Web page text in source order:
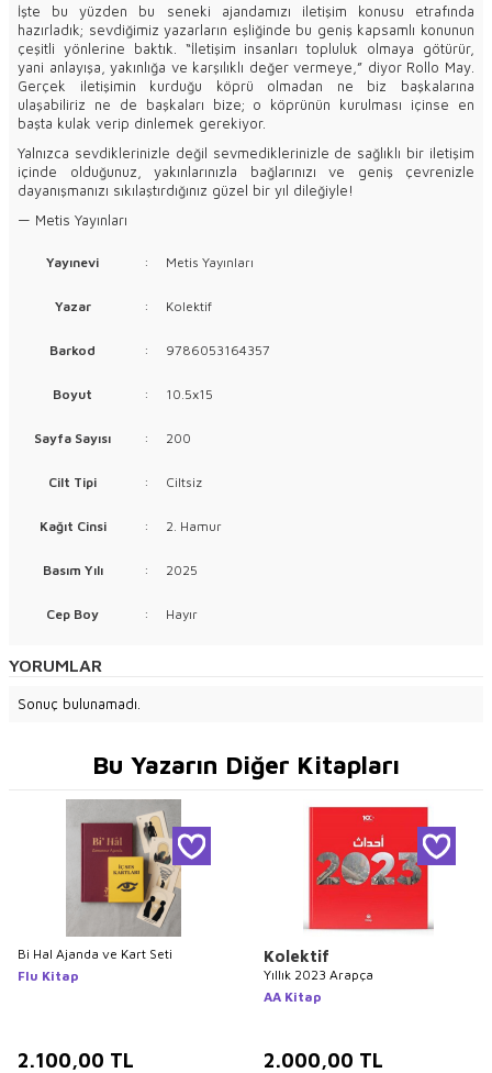
İşte bu yüzden bu seneki ajandamızı iletişim konusu etrafında
hazırladık; sevdiğimiz yazarların eşliğinde bu geniş kapsamlı konunun
çeşitli yönlerine baktık. “İletişim insanları topluluk olmaya götürür,
yani anlayışa, yakınlığa ve karşılıklı değer vermeye,” diyor Rollo May.
Gerçek iletişimin kurduğu köprü olmadan ne biz başkalarına
ulaşabiliriz ne de başkaları bize; o köprünün kurulması içinse en
başta kulak verip dinlemek gerekiyor.
Yalnızca sevdiklerinizle değil sevmediklerinizle de sağlıklı bir iletişim
içinde olduğunuz, yakınlarınızla bağlarınızı ve geniş çevrenizle
dayanışmanızı sıkılaştırdığınız güzel bir yıl dileğiyle!
— Metis Yayınları
Yayınevi : Metis Yayınları
Yazar : Kolektif
Barkod : 9786053164357
Boyut : 10.5x15
Sayfa Sayısı : 200
Cilt Tipi : Ciltsiz
Kağıt Cinsi : 2. Hamur
Basım Yılı : 2025
Cep Boy : Hayır
YORUMLAR
Sonuç bulunamadı.
Bu Yazarın Diğer Kitapları
Bi Hal Ajanda ve Kart Seti
Flu Kitap
2.100,00 TL
Kolektif
Yıllık 2023 Arapça
AA Kitap
2.000,00 TL